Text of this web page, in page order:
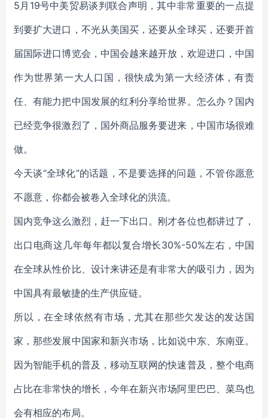
5月19号中美贸易谈判联合声明，其中非常重要的一点提
到要扩大进口，不光从美国买，还要从全球买，还要开首
届国际进口博览会，中国会越来越开放，欢迎进口，中国
作为世界第一大人口国，很快成为第一大经济体，有责
任、有能力把中国发展的红利分享给世界。怎么办？国内
已经竞争很激烈了，国外商品服务要进来，中国市场很难
做。
今天谈“全球化”的话题，不是要选择的问题，不管你愿意
不愿意，你都会被卷入全球化的洪流。
国内竞争这么激烈，赶一下出口。刚才各位也都讲过了，
出口电商这几年每年都以复合增长30%-50%左右，中国
在全球从性价比、设计来讲还是有非常大的吸引力，因为
中国具有最敏捷的生产供应链。
所以，在全球依然有市场，尤其在那些欠发达的发达国
家，那些发展中国家和新兴市场，比如说中东、东南亚。
因为智能手机的普及，移动互联网的快速普及，整个电商
占比在非常快的增长，今年在新兴市场阿里巴巴、菜鸟也
会有相应的布局。